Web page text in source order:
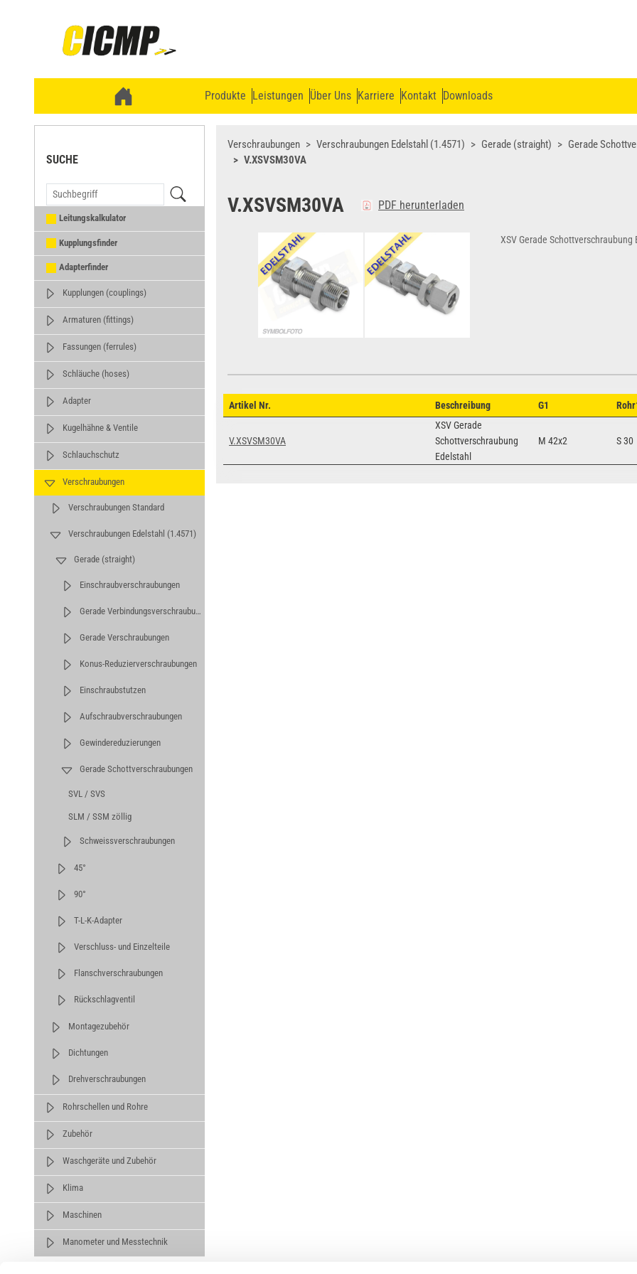
Produkte Leistungen Über Uns Karriere Kontakt Downloads
SUCHE
Leitungskalkulator
Kupplungsfinder
Adapterfinder
Kupplungen (couplings)
Armaturen (fittings)
Fassungen (ferrules)
Schläuche (hoses)
Adapter
Kugelhähne & Ventile
Schlauchschutz
Verschraubungen
Verschraubungen Standard
Verschraubungen Edelstahl (1.4571)
Gerade (straight)
Einschraubverschraubungen
Gerade Verbindungsverschraubungen
Gerade Verschraubungen
Konus-Reduzierverschraubungen
Einschraubstutzen
Aufschraubverschraubungen
Gewindereduzierungen
Gerade Schottverschraubungen
SVL / SVS
SLM / SSM zöllig
Schweissverschraubungen
45°
90°
T-L-K-Adapter
Verschluss- und Einzelteile
Flanschverschraubungen
Rückschlagventil
Montagezubehör
Dichtungen
Drehverschraubungen
Rohrschellen und Rohre
Zubehör
Waschgeräte und Zubehör
Klima
Maschinen
Manometer und Messtechnik
Verschraubungen Verschraubungen Edelstahl (1.4571) Gerade (straight)
Gerade
V.XSVSM30VA
V.XSVSM30VA PDF herunterladen
XSV Gerade Schottverschraubung
Artikel Nr. Beschreibung G1
V.XSVSM30VA
XSV Gerade
Schottverschraubung
Edelstahl
M 42x2 S 30